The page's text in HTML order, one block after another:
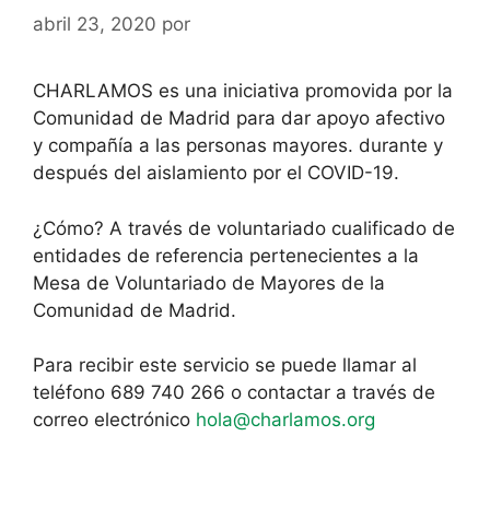
abril 23, 2020 por
CHARLAMOS es una iniciativa promovida por la
Comunidad de Madrid para dar apoyo afectivo
y compañía a las personas mayores. durante y
después del aislamiento por el COVID-19.
¿Cómo? A través de voluntariado cualificado de
entidades de referencia pertenecientes a la
Mesa de Voluntariado de Mayores de la
Comunidad de Madrid.
Para recibir este servicio se puede llamar al
teléfono 689 740 266 o contactar a través de
correo electrónico hola@charlamos.org